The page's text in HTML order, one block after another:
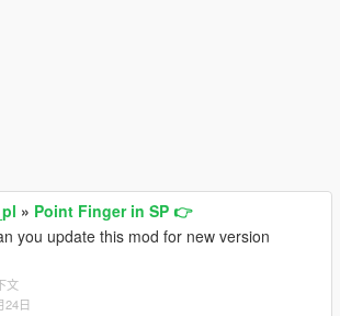
» Point Finger in SP 👉
you update this mod for new version
文
24日